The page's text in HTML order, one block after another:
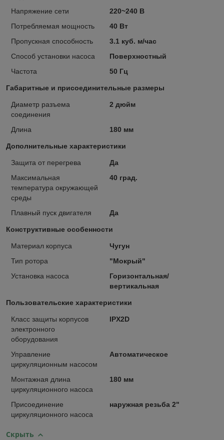
Напряжение сети
220~240 В
Потребляемая мощность
40 Вт
Пропускная способность
3.1 куб. м/час
Способ установки насоса
Поверхностный
Частота
50 Гц
Габаритные и присоединительные размеры
Диаметр разъема
соединения
2 дюйм
Длина 180 мм
Дополнительные характеристики
Защита от перегрева
Да
Максимальная
температура окружающей
среды
40 град.
Плавный пуск двигателя Да
Конструктивные особенности
Материал корпуса
Чугун
Тип ротора
"Мокрый"
Установка насоса
Горизонтальная/
вертикальная
Пользовательские характеристики
Класс защиты корпусов
электронного
оборудования
IPX2D
Управление
циркуляционным насосом
Автоматическое
Монтажная длина
циркуляционного насоса
180 мм
Присоединение
циркуляционного насоса
наружная резьба 2"
Скрыть